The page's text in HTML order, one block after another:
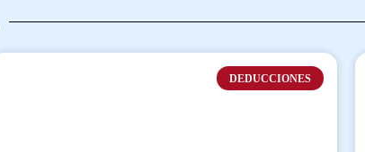
DEDUCCIONES